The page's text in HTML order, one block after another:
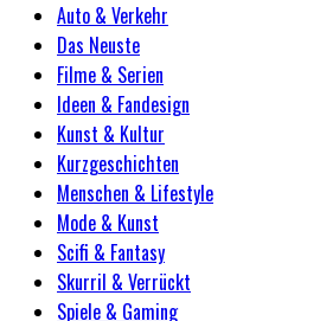
Auto & Verkehr
Das Neuste
Filme & Serien
Ideen & Fandesign
Kunst & Kultur
Kurzgeschichten
Menschen & Lifestyle
Mode & Kunst
Scifi & Fantasy
Skurril & Verrückt
Spiele & Gaming